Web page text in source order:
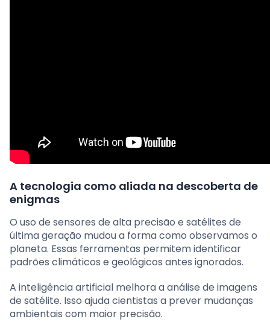
A tecnologia como aliada na descoberta de
enigmas
O uso de sensores de alta precisão e satélites de
última geração mudou a forma como observamos o
planeta. Essas ferramentas permitem identificar
padrões climáticos e geológicos antes ignorados.
A inteligência artificial melhora a análise de imagens
de satélite. Isso ajuda cientistas a prever mudanças
ambientais com maior precisão.